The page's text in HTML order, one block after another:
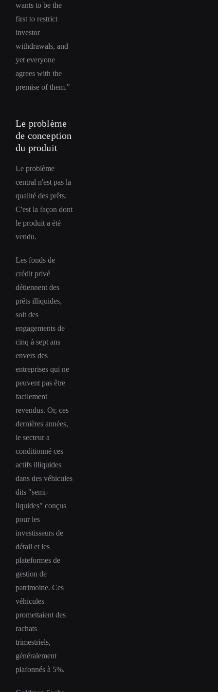
wants to be the
first to restrict
investor
withdrawals, and
yet everyone
agrees with the
premise of them."
Le problème
de conception
du produit
Le problème
central n'est pas la
qualité des prêts.
C'est la façon dont
le produit a été
vendu.
Les fonds de
crédit privé
détiennent des
prêts illiquides,
soit des
engagements de
cinq à sept ans
envers des
entreprises qui ne
peuvent pas être
facilement
revendus. Or, ces
dernières années,
le secteur a
conditionné ces
actifs illiquides
dans des véhicules
dits "semi-
liquides" conçus
pour les
investisseurs de
détail et les
plateformes de
gestion de
patrimoine. Ces
véhicules
promettaient des
rachats
trimestriels,
généralement
plafonnés à 5%.